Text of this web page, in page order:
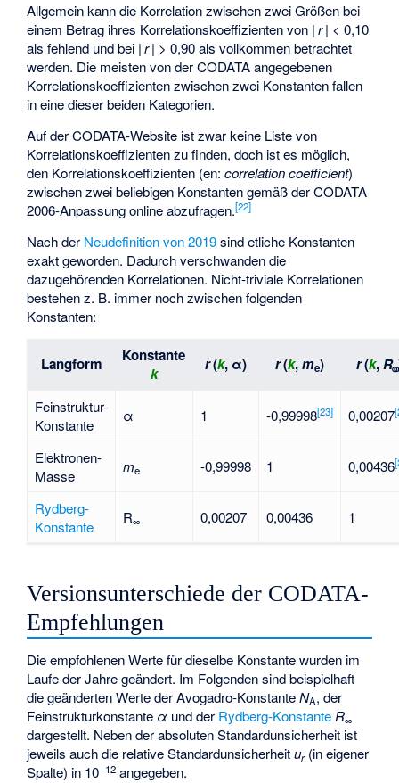
Allgemein kann die Korrelation zwischen zwei Größen bei
einem Betrag ihres Korrelationskoeffizienten von |r| < 0,10
als fehlend und bei |r| > 0,90 als vollkommen betrachtet
werden. Die meisten von der CODATA angegebenen
Korrelationskoeffizienten zwischen zwei Konstanten fallen
in eine dieser beiden Kategorien.
Auf der CODATA-Website ist zwar keine Liste von
Korrelationskoeffizienten zu finden, doch ist es möglich,
den Korrelationskoeffizienten (en:correlation coefficient)
zwischen zwei beliebigen Konstanten gemäß der CODATA
2006-Anpassung online abzufragen.[22]
Nach der Neudefinition von 2019sind etliche Konstanten
exakt geworden. Dadurch verschwanden die
dazugehörenden Korrelationen. Nicht-triviale Korrelationen
bestehen z. B. immer noch zwischen folgenden
Konstanten:
Langform
Konstante
k
r(k, α) r(k,me) r(k,R⚭
Feinstruktur-
Konstante
α 1 -0,99998[23] 0,00207[
Elektronen-
Masse
me -0,99998 1 0,00436[
Rydberg-
Konstante
R∞ 0,00207 0,00436 1
Versionsunterschiede der CODATA-
Empfehlungen
Die empfohlenen Werte für dieselbe Konstante wurden im
Laufe der Jahre geändert. Im Folgenden sind beispielhaft
die geänderten Werte der Avogadro-KonstanteNA, der
Feinstrukturkonstante α und der Rydberg-Konstante R∞
dargestellt. Neben der absoluten Standardunsicherheit ist
jeweils auch die relative Standardunsicherheitur(in eigener
Spalte) in 10−12 angegeben.